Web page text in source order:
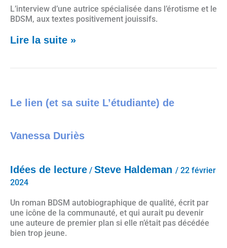
L’interview d’une autrice spécialisée dans l’érotisme et le
BDSM, aux textes positivement jouissifs.
Lire la suite »
Le lien (et sa suite L’étudiante) de
Vanessa Duriès
Idées de lecture / Steve Haldeman / 22 février
2024
Un roman BDSM autobiographique de qualité, écrit par
une icône de la communauté, et qui aurait pu devenir
une auteure de premier plan si elle n’était pas décédée
bien trop jeune.